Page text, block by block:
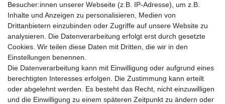
Adventskalender
Service
Versandinfos
FAQ
Ersatzteile
Registrieren
Wir versenden mit
Besucher:innen unserer Webseite (z.B. IP-Adresse), um z.B.
Inhalte und Anzeigen zu personalisieren, Medien von
Drittanbietern einzubinden oder Zugriffe auf unsere Website zu
analysieren. Die Datenverarbeitung erfolgt erst durch gesetzte
Cookies. Wir teilen diese Daten mit Dritten, die wir in den
Einstellungen benennen.
Die Datenverarbeitung kann mit Einwilligung oder aufgrund eines
berechtigten Interesses erfolgen. Die Zustimmung kann erteilt
oder abgelehnt werden. Es besteht das Recht, nicht einzuwilligen
und die Einwilligung zu einem späteren Zeitpunkt zu ändern oder